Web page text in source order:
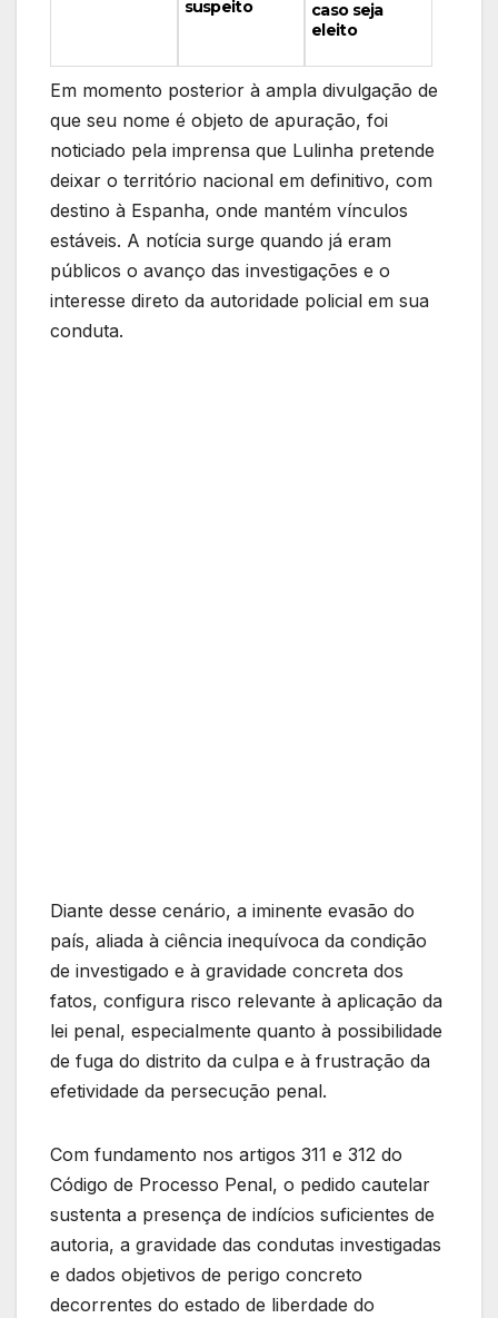
suspeito
caso seja
eleito
Em momento posterior à ampla divulgação de
que seu nome é objeto de apuração, foi
noticiado pela imprensa que Lulinha pretende
deixar o território nacional em definitivo, com
destino à Espanha, onde mantém vínculos
estáveis. A notícia surge quando já eram
públicos o avanço das investigações e o
interesse direto da autoridade policial em sua
conduta.
Diante desse cenário, a iminente evasão do
país, aliada à ciência inequívoca da condição
de investigado e à gravidade concreta dos
fatos, configura risco relevante à aplicação da
lei penal, especialmente quanto à possibilidade
de fuga do distrito da culpa e à frustração da
efetividade da persecução penal.
Com fundamento nos artigos 311 e 312 do
Código de Processo Penal, o pedido cautelar
sustenta a presença de indícios suficientes de
autoria, a gravidade das condutas investigadas
e dados objetivos de perigo concreto
decorrentes do estado de liberdade do